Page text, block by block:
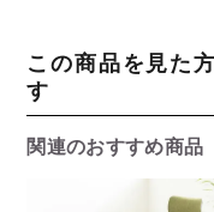
この商品を見た
す
関連のおすすめ商品